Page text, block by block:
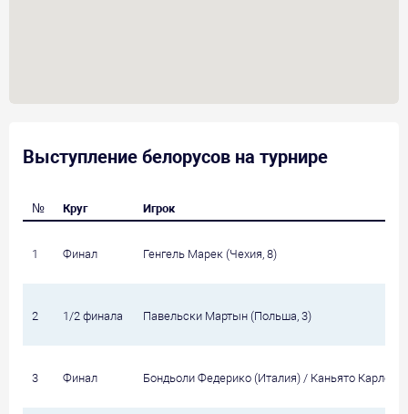
Выступление белорусов на турнире
№ Круг Игрок
1 Финал Генгель Марек (Чехия, 8)
2 1/2 финала Павельски Мартын (Польша, 3)
3 Финал Бондьоли Федерико (Италия) / Каньято Карло